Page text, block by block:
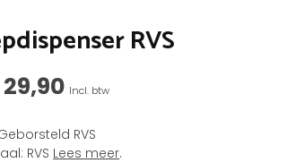
RVS
29,90 Incl. btw
RVS
RVS Lees meer.